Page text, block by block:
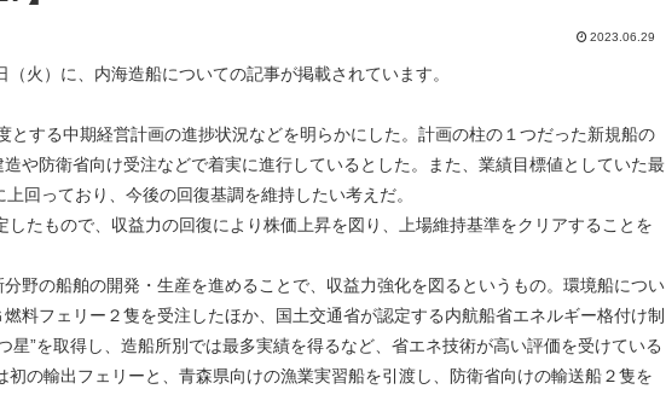
2023.06.29
火）に、内海造船についての記事が掲載されています。
する中期経営計画の進捗状況などを明らかにした。計画の柱の１つだった新規船の
や防衛省向け受注などで着実に進行しているとした。また、業績目標値としていた最
回っており、今後の回復基調を維持したい考えだ。
たもので、収益力の回復により株価上昇を図り、上場維持基準をクリアすることを
野の船舶の開発・生産を進めることで、収益力強化を図るというもの。環境船につい
料フェリー２隻を受注したほか、国土交通省が認定する内航船省エネルギー格付け制
星”を取得し、造船所別では最多実績を得るなど、省エネ技術が高い評価を受けている
の輸出フェリーと、青森県向けの漁業実習船を引渡し、防衛省向けの輸送船２隻を